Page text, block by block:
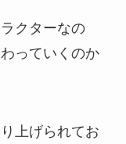
クターなの
っていくのか
上げられてお